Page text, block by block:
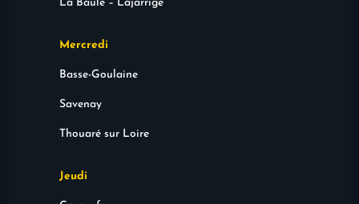
La Baule – Lajarrige
Mercredi
Basse-Goulaine
Savenay
Thouaré sur Loire
Jeudi